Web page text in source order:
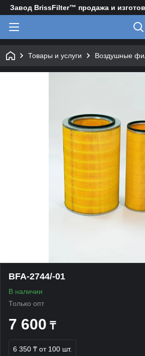
Завод BrissFilter™ продажа и
Товары и услуги Воздушные
BFA-2744/-01
В наличии
Только опт
7 600 ₸
6 350 ₸ от 100 шт.